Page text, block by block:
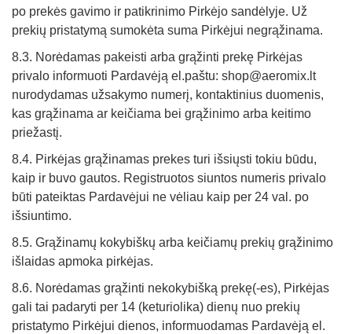
po prekės gavimo ir patikrinimo Pirkėjo sandėlyje. Už
prekių pristatymą sumokėta suma Pirkėjui negrąžinama.
8.3. Norėdamas pakeisti arba grąžinti prekę Pirkėjas
privalo informuoti Pardavėją el.paštu: shop@aeromix.lt
nurodydamas užsakymo numerį, kontaktinius duomenis,
kas grąžinama ar keičiama bei grąžinimo arba keitimo
priežastį.
8.4. Pirkėjas grąžinamas prekes turi išsiųsti tokiu būdu,
kaip ir buvo gautos. Registruotos siuntos numeris privalo
būti pateiktas Pardavėjui ne vėliau kaip per 24 val. po
išsiuntimo.
8.5. Grąžinamų kokybiškų arba keičiamų prekių grąžinimo
išlaidas apmoka pirkėjas.
8.6. Norėdamas grąžinti nekokybišką prekę(-es), Pirkėjas
gali tai padaryti per 14 (keturiolika) dienų nuo prekių
pristatymo Pirkėjui dienos, informuodamas Pardavėją el.